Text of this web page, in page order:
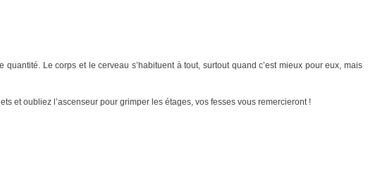
Le corps et le cerveau s’habituent à tout, surtout quand c’est mieux pour eux, mais
et oubliez l’ascenseur pour grimper les étages, vos fesses vous remercieront !